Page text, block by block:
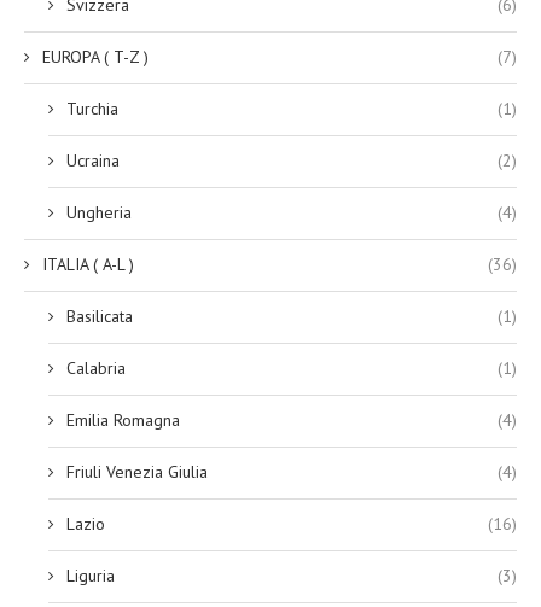
Svizzera (6)
EUROPA ( T-Z ) (7)
Turchia (1)
Ucraina (2)
Ungheria (4)
ITALIA ( A-L ) (36)
Basilicata (1)
Calabria (1)
Emilia Romagna (4)
Friuli Venezia Giulia (4)
Lazio (16)
Liguria (3)